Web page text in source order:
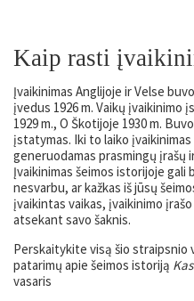
Kaip rasti
Įvaikinimas Anglijoje ir Velse
įvedus 1926 m. Vaikų įvaikinimo
1929 m., O Škotijoje 1930 m.
įstatymas. Iki to laiko
generuodamas prasmingų įrašų
Įvaikinimas šeimos istorijoje
nesvarbu, ar kažkas iš jūsų
įvaikintas vaikas, įvaikinimo
atsekant savo šaknis.
Perskaitykite visą šio straipsnio
patarimų apie šeimos istoriją
vasaris